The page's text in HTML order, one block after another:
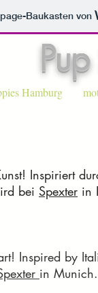
Baukasten von
Hamburg
Inspiriert
bei Spexter in
Inspired by
in Munich.